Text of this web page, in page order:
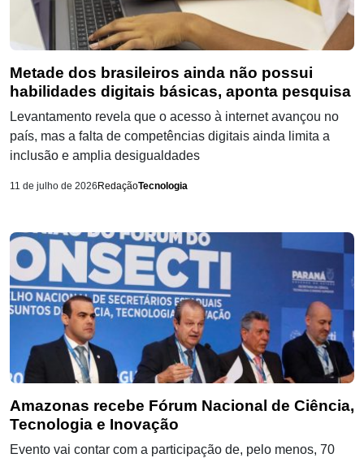
Metade dos brasileiros ainda não possui
habilidades digitais básicas, aponta pesquisa
Levantamento revela que o acesso à internet avançou no
país, mas a falta de competências digitais ainda limita a
inclusão e amplia desigualdades
11 de julho de 2026 RedaçãoTecnologia
Amazonas recebe Fórum Nacional de Ciência,
Tecnologia e Inovação
Evento vai contar com a participação de, pelo menos, 70